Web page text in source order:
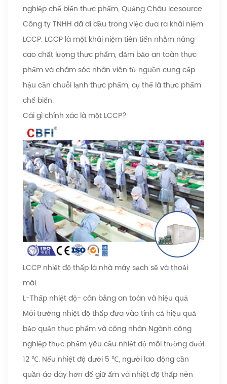
nghiệp chế biến thực phẩm, Quảng Châu Icesource
Công ty TNHH đã đi đầu trong việc đưa ra khái niệm
LCCP. LCCP là một khái niệm tiên tiến nhằm nâng
cao chất lượng thực phẩm, đảm bảo an toàn thực
phẩm và chăm sóc nhân viên từ nguồn cung cấp
hậu cần chuỗi lạnh thực phẩm, cụ thể là thực phẩm
chế biến.
Cái gì chính xác là một LCCP?
LCCP nhiệt độ thấp là nhà máy sạch sẽ và thoải
mái.
L-Thấp nhiệt độ- cân bằng an toàn và hiệu quả
Môi trường nhiệt độ thấp đưa vào tính cả hiệu quả
bảo quản thực phẩm và công nhân Ngành công
nghiệp thực phẩm yêu cầu nhiệt độ môi trường dưới
12 ℃. Nếu nhiệt độ dưới 5 ℃, người lao động cần
quần áo dày hơn để giữ ấm và nhiệt độ thấp nên